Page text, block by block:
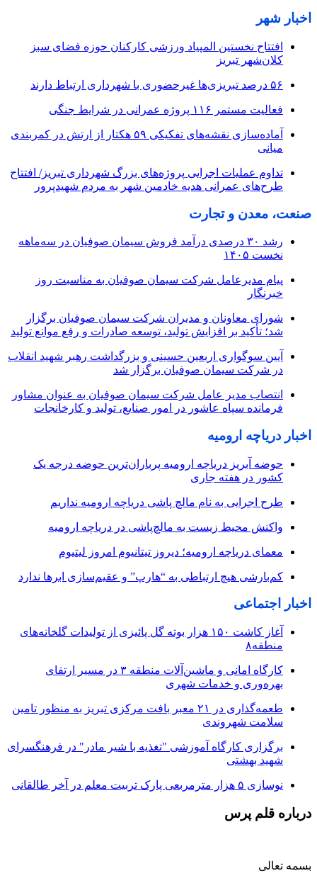
اخبار شهر
افتتاح نخستین المپیاد ورزشی کارکنان حوزه فضای سبز
کلان‌شهر تبریز
۵۶ درصد تبریزی‌ها غیرحضوری با شهرداری ارتباط دارند
فعالیت مستمر ۱۱۶ پروژه عمرانی در شرایط جنگی
آماده‌سازی نقشه‌های تفکیکی ۵۹ هکتار از ارتش در کمربندی
میانی
تداوم عملیات اجرایی پروژه‌های بزرگ شهرداری تبریز/ افتتاح
طرح‌های عمرانی هدیه خادمین شهر به مردم شهیدپرور
صنعت، معدن و تجارت
رشد ۳۰ درصدی درآمد فروش سیمان صوفیان در سه‌ماهه
نخست ۱۴۰۵
پیام مدیرعامل شرکت سیمان صوفیان به مناسبت روز
خبرنگار
شورای معاونان و مدیران شرکت سیمان صوفیان برگزار
شد؛ تأکید بر افزایش تولید، توسعه صادرات و رفع موانع تولید
آیین سوگواری اربعین حسینی و بزرگداشت رهبر شهید انقلاب
در شرکت سیمان صوفیان برگزار شد
انتصاب مدیر عامل شرکت سیمان صوفیان به عنوان مشاور
فرمانده سپاه عاشور در امور صنایع، تولید و کارخانجات
اخبار دریاچه ارومیه
حوضه آبریز دریاچه ارومیه پرباران‌ترین حوضه‌ درجه یک
کشور در هفته جاری
طرح اجرایی به نام مالچ پاشی دریاچه ارومیه نداریم
واکنش محیط زیست به مالچ‌پاشی در دریاچه ارومیه
معمای دریاچه ارومیه؛ دیروز تیتانیوم امروز لیتیوم
کم‌بارشی هیچ ارتباطی به “هارپ” و عقیم‌سازی ابرها ندارد
اخبار اجتماعی
آغاز کاشت ۱۵۰ هزار بوته گل پائیزی از تولیدات گلخانه‌های
منطقه۸
کارگاه امانی و ماشین‌آلات منطقه ۳ در مسیر ارتقای
بهره‌وری و خدمات شهری
طعمه‌گذاری در ۲۱ معبر بافت مرکزی تبریز به منظور تامین
سلامت شهروندی
برگزاری کارگاه آموزشی "تغذیه با شیر مادر" در فرهنگسرای
شهید بهشتی
نوسازی ۵ هزار مترمربعی پارک تربیت معلم در آخر طالقانی
درباره قلم پرس
بسمه تعالی